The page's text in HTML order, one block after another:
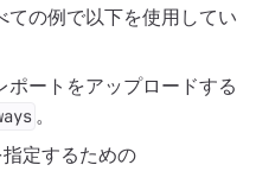
ての例で以下を使用してい
ートをアップロードする
。
定するための